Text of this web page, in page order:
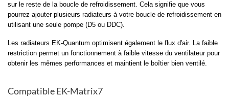
sur le reste de la boucle de refroidissement. Cela signifie que vous
pourrez ajouter plusieurs radiateurs à votre boucle de refroidissement en
utilisant une seule pompe (D5 ou DDC).
Les radiateurs EK-Quantum optimisent également le flux d'air. La faible
restriction permet un fonctionnement à faible vitesse du ventilateur pour
obtenir les mêmes performances et maintient le boîtier bien ventilé.
Compatible EK-Matrix7